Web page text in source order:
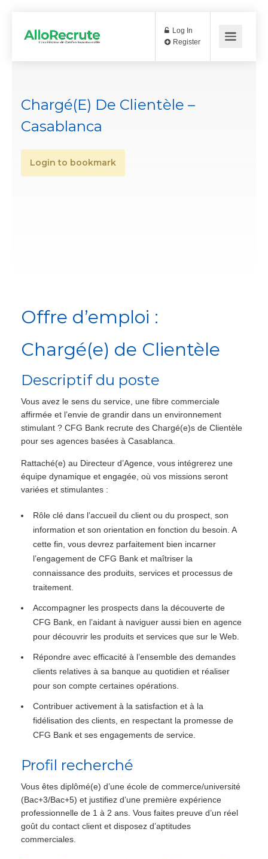
Log In
Chargé(e) De Clientèle –
Casablanca
Login to bookmark
Offre d’emploi :
Chargé(e) de Clientèle
Descriptif du poste
Vous avez le sens du service, une fibre commerciale
affirmée et l’envie de grandir dans un environnement
stimulant ? CFG Bank recrute des Chargé(e)s de Clientèle
pour ses agences basées à Casablanca.
Rattaché(e) au Directeur d’Agence, vous intégrerez une
équipe dynamique et engagée, où vos missions seront
variées et stimulantes :
Rôle clé dans l’accueil du client ou du prospect, son
information et son orientation en fonction du besoin. A
cette fin, vous devrez parfaitement bien incarner
l’engagement de CFG Bank et maîtriser la
connaissance des produits, services et processus de
traitement.
Accompagner les prospects dans la découverte de
CFG Bank, en l’aidant à naviguer aussi bien en agence
pour découvrir les produits et services que sur le Web.
Répondre avec efficacité à l’ensemble des demandes
clients relatives à sa banque au quotidien et réaliser
pour son compte certaines opérations.
Contribuer activement à la satisfaction et à la
fidélisation des clients, en respectant la promesse de
CFG Bank et ses engagements de service.
Profil recherché
Vous êtes diplômé(e) d’une école de commerce/université
(Bac+3/Bac+5) et justifiez d’une première expérience
professionnelle de 1 à 2 ans. Vous faites preuve d’un réel
goût du contact client et disposez d’aptitudes
commerciales.